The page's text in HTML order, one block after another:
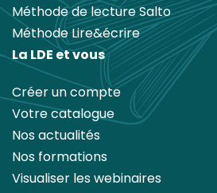
Méthode de lecture Salto
Méthode Lire&écrire
La LDE et vous
Créer un compte
Votre catalogue
Nos actualités
Nos formations
Visualiser les webinaires